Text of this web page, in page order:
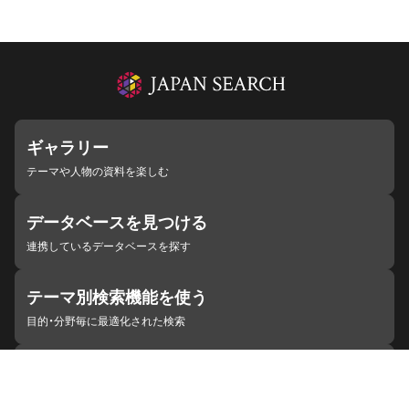
ギャラリー
テーマや人物の資料を楽しむ
データベースを見つける
連携しているデータベースを探す
テーマ別検索機能を使う
目的・分野毎に最適化された検索